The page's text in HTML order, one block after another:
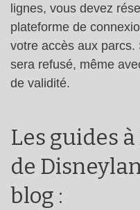
lignes, vous devez
plateforme de
votre accès aux parcs.
sera refusé, même
de validité.
Les guides
de
blog :